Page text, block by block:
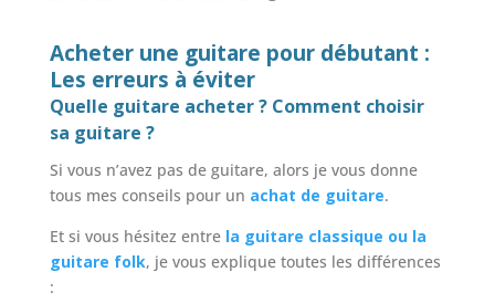
Acheter une guitare pour débutant :
Les erreurs à éviter
Quelle guitare acheter ? Comment choisir
sa guitare ?
Si vous n’avez pas de guitare, alors je vous donne
tous mes conseils pour un achat de guitare.
Et si vous hésitez entre la guitare classique ou la
guitare folk, je vous explique toutes les différences
: